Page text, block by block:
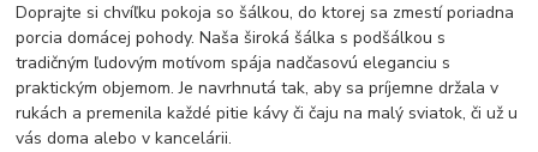
Doprajte si chvíľku pokoja so šálkou, do ktorej sa zmestí poriadna
porcia domácej pohody. Naša široká šálka s podšálkou s
tradičným ľudovým motívom spája nadčasovú eleganciu s
praktickým objemom. Je navrhnutá tak, aby sa príjemne držala v
rukách a premenila každé pitie kávy či čaju na malý sviatok, či už u
vás doma alebo v kancelárii.